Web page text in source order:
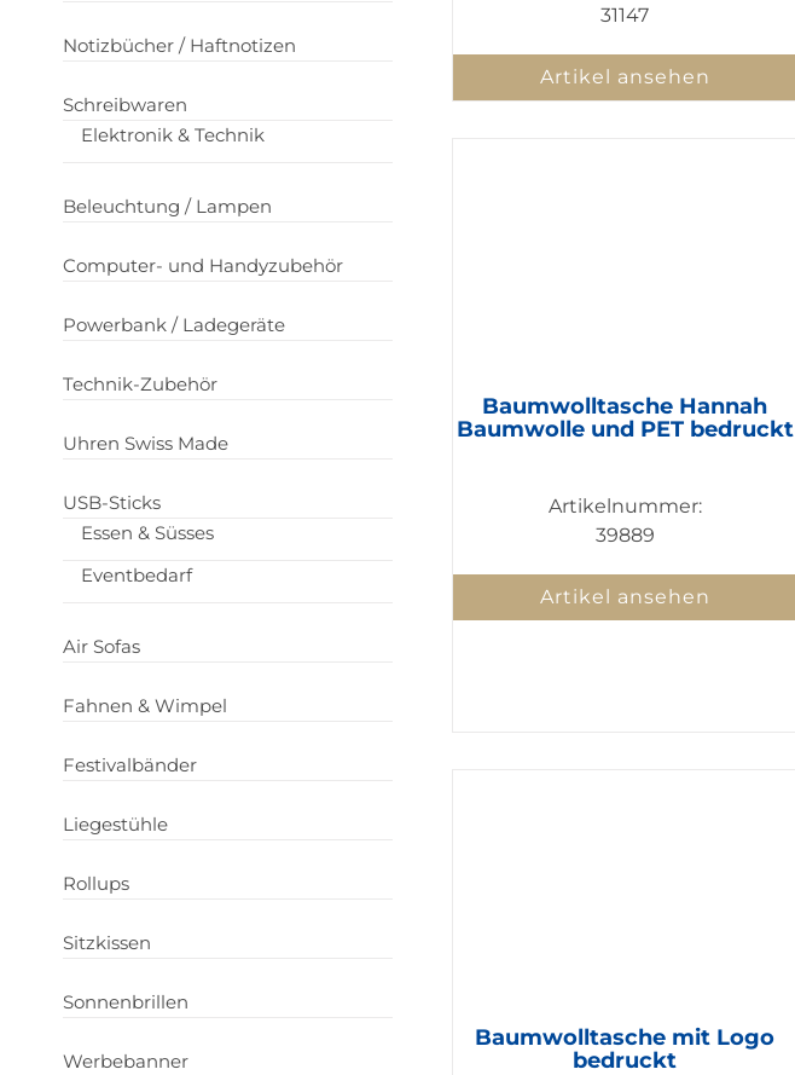
Notizbücher / Haftnotizen
Schreibwaren
Elektronik & Technik
Beleuchtung / Lampen
Computer- und Handyzubehör
Powerbank / Ladegeräte
Technik-Zubehör
Uhren Swiss Made
USB-Sticks
Essen & Süsses
Eventbedarf
Air Sofas
Fahnen & Wimpel
Festivalbänder
Liegestühle
Rollups
Sitzkissen
Sonnenbrillen
Werbebanner
31147
Artikel ansehen
Baumwolltasche Hannah
Baumwolle und PET bedruckt
Artikelnummer:
39889
Artikel ansehen
Baumwolltasche mit Logo
bedruckt